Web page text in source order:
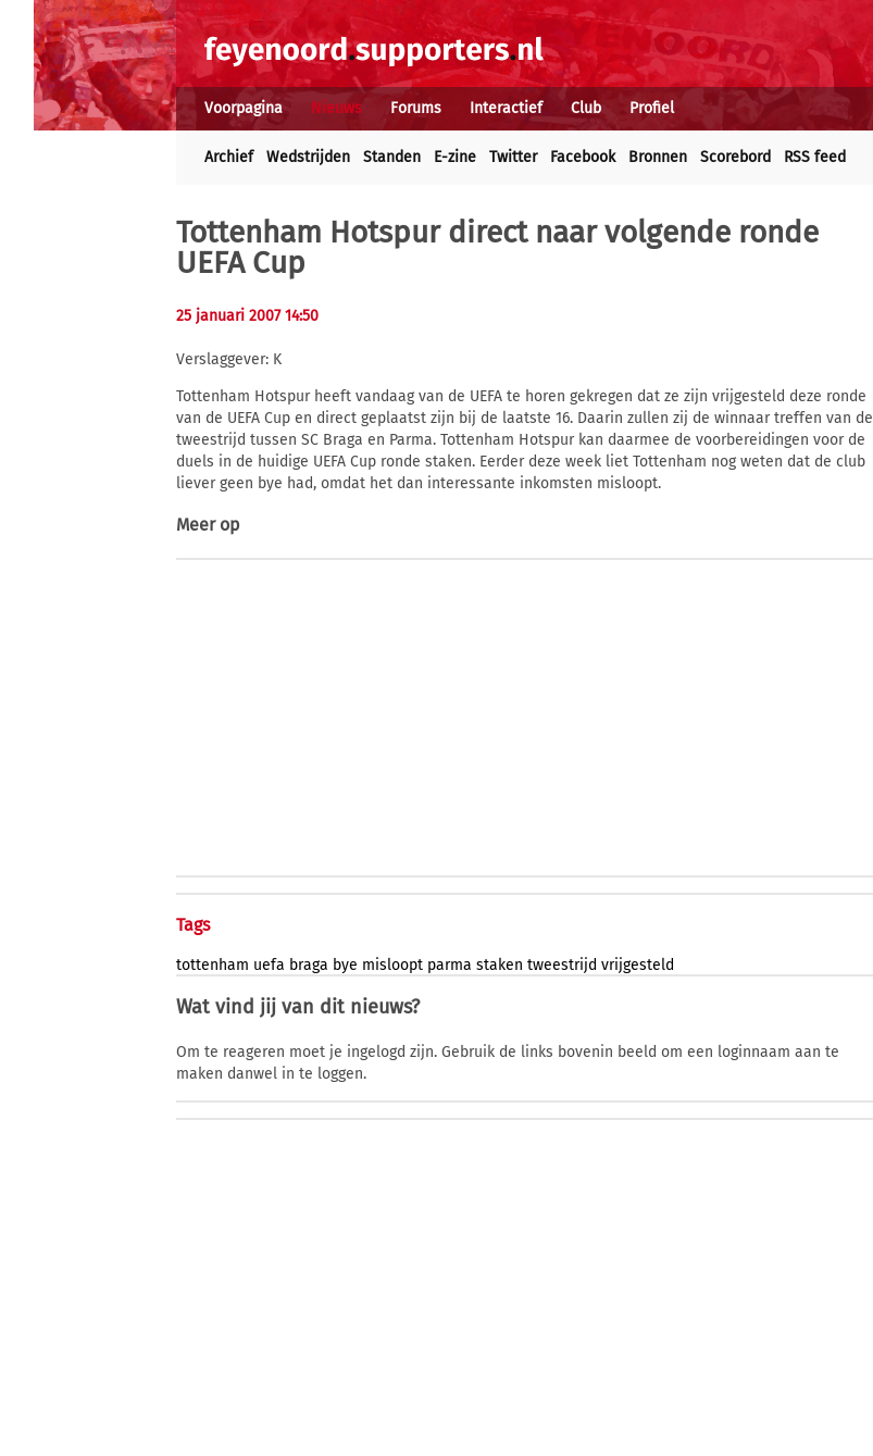
Voorpagina Nieuws Forums Interactief Club Profiel
Archief Wedstrijden Standen E-zine Twitter Facebook Bronnen Scorebord RSS feed
Tottenham Hotspur direct naar volgende ronde
UEFA Cup
25 januari 2007 14:50
Verslaggever: K
Tottenham Hotspur heeft vandaag van de UEFA te horen gekregen dat ze zijn vrijgesteld deze ronde
van de UEFA Cup en direct geplaatst zijn bij de laatste 16. Daarin zullen zij de winnaar treffen van de
tweestrijd tussen SC Braga en Parma. Tottenham Hotspur kan daarmee de voorbereidingen voor de
duels in de huidige UEFA Cup ronde staken. Eerder deze week liet Tottenham nog weten dat de club
liever geen bye had, omdat het dan interessante inkomsten misloopt.
Meer op
Tags
tottenham uefa braga bye misloopt parma staken tweestrijd vrijgesteld
Wat vind jij van dit nieuws?
Om te reageren moet je ingelogd zijn. Gebruik de links bovenin beeld om een loginnaam aan te
maken danwel in te loggen.